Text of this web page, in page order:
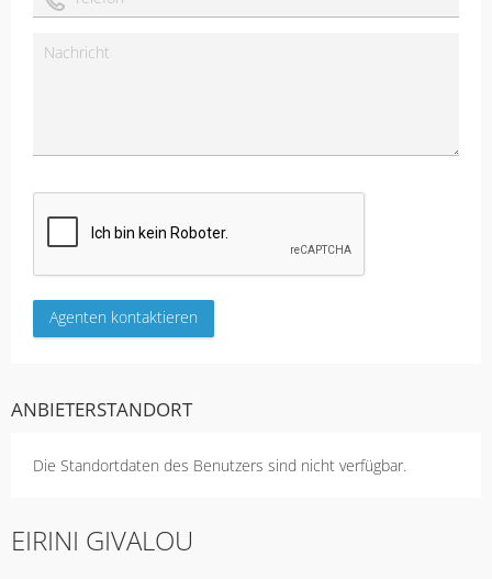
ANBIETERSTANDORT
Die Standortdaten des Benutzers sind nicht verfügbar.
EIRINI GIVALOU